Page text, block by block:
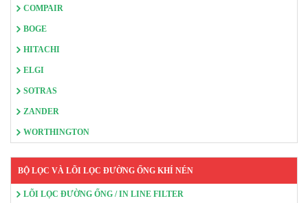
COMPAIR
BOGE
HITACHI
ELGI
SOTRAS
ZANDER
WORTHINGTON
BỘ LỌC VÀ LÕI LỌC ĐƯỜNG ỐNG KHÍ NÉN
LÕI LỌC ĐƯỜNG ỐNG / IN LINE FILTER